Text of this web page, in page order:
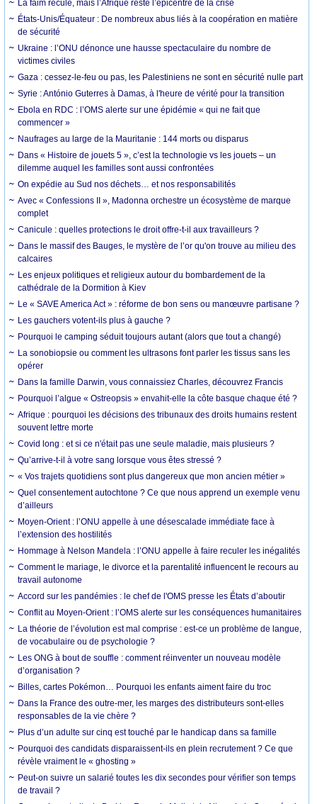
La faim recule, mais l’Afrique reste l’épicentre de la crise
États-Unis/Équateur : De nombreux abus liés à la coopération en matière
de sécurité
Ukraine : l’ONU dénonce une hausse spectaculaire du nombre de
victimes civiles
Gaza : cessez-le-feu ou pas, les Palestiniens ne sont en sécurité nulle part
Syrie : António Guterres à Damas, à l'heure de vérité pour la transition
Ebola en RDC : l’OMS alerte sur une épidémie « qui ne fait que
commencer »
Naufrages au large de la Mauritanie : 144 morts ou disparus
Dans « Histoire de jouets 5 », c’est la technologie vs les jouets – un
dilemme auquel les familles sont aussi confrontées
On expédie au Sud nos déchets… et nos responsabilités
Avec « Confessions II », Madonna orchestre un écosystème de marque
complet
Canicule : quelles protections le droit offre-t-il aux travailleurs ?
Dans le massif des Bauges, le mystère de l’or qu'on trouve au milieu des
calcaires
Les enjeux politiques et religieux autour du bombardement de la
cathédrale de la Dormition à Kiev
Le « SAVE America Act » : réforme de bon sens ou manœuvre partisane ?
Les gauchers votent-ils plus à gauche ?
Pourquoi le camping séduit toujours autant (alors que tout a changé)
La sonobiopsie ou comment les ultrasons font parler les tissus sans les
opérer
Dans la famille Darwin, vous connaissiez Charles, découvrez Francis
Pourquoi l’algue « Ostreopsis » envahit-elle la côte basque chaque été ?
Afrique : pourquoi les décisions des tribunaux des droits humains restent
souvent lettre morte
Covid long : et si ce n'était pas une seule maladie, mais plusieurs ?
Qu’arrive-t-il à votre sang lorsque vous êtes stressé ?
« Vos trajets quotidiens sont plus dangereux que mon ancien métier »
Quel consentement autochtone ? Ce que nous apprend un exemple venu
d’ailleurs
Moyen-Orient : l’ONU appelle à une désescalade immédiate face à
l’extension des hostilités
Hommage à Nelson Mandela : l’ONU appelle à faire reculer les inégalités
Comment le mariage, le divorce et la parentalité influencent le recours au
travail autonome
Accord sur les pandémies : le chef de l'OMS presse les États d’aboutir
Conflit au Moyen-Orient : l’OMS alerte sur les conséquences humanitaires
La théorie de l’évolution est mal comprise : est-ce un problème de langue,
de vocabulaire ou de psychologie ?
Les ONG à bout de souffle : comment réinventer un nouveau modèle
d’organisation ?
Billes, cartes Pokémon… Pourquoi les enfants aiment faire du troc
Dans la France des outre-mer, les marges des distributeurs sont-elles
responsables de la vie chère ?
Plus d’un adulte sur cinq est touché par le handicap dans sa famille
Pourquoi des candidats disparaissent-ils en plein recrutement ? Ce que
révèle vraiment le « ghosting »
Peut-on suivre un salarié toutes les dix secondes pour vérifier son temps
de travail ?